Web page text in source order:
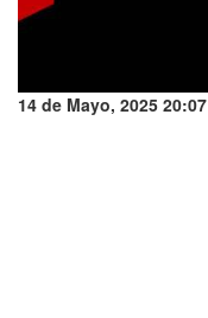
14 de Mayo, 2025 20:07